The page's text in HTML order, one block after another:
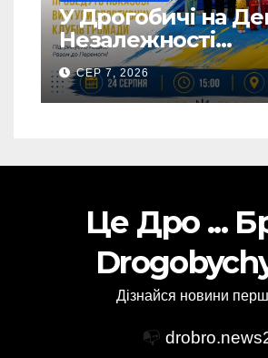
У Дрогобичі на
Незалежності
виступатимуть
клубів громадии
СЕР 7, 2026
Це Дро ...
Дізнайся новини
📭